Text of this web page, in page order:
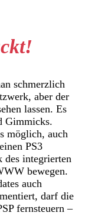
schmerzlich
aber der
lassen. Es
Gimmicks.
möglich, auch
PS3
des integrierten
bewegen.
auch
darf die
fernsteuern –